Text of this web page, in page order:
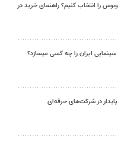
را انتخاب کنیم؟ راهنمای خرید در
ایران را چه کسی میسازد؟
پایدار در شرکت‌های حرفه‌ای